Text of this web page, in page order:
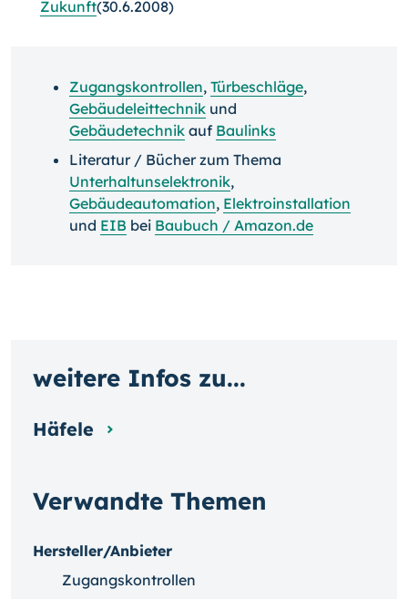
Zukunft(30.6.2008)
Zugangskontrollen, Türbeschläge,
Gebäudeleittechnik und
Gebäudetechnik auf Baulinks
Literatur / Bücher zum Thema
Unterhaltunselektronik,
Gebäudeautomation, Elektroinstallation
und EIB bei Baubuch / Amazon.de
Verwandte Themen
Hersteller/Anbieter
Zugangskontrollen
weitere Infos zu...
Häfele